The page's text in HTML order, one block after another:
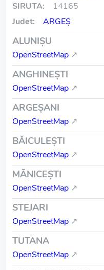
SIRUTA:
14165
Judet:
ARGEŞ
ALUNIŞU
OpenStreetMap ↗
ANGHINEŞTI
OpenStreetMap ↗
ARGEŞANI
OpenStreetMap ↗
BĂICULEŞTI
OpenStreetMap ↗
MĂNICEŞTI
OpenStreetMap ↗
STEJARI
OpenStreetMap ↗
TUTANA
OpenStreetMap ↗